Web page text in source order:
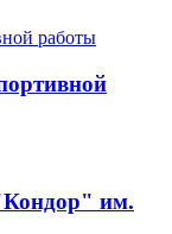
им.